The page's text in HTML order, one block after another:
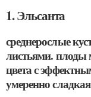
1. Эльсанта
среднерослые
листьями. плоды
цвета с
умеренно